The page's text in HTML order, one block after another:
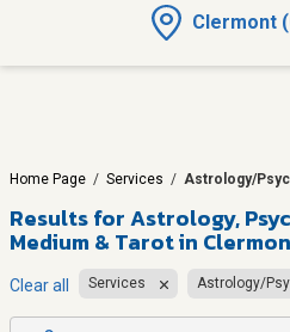
Clermont
Home Page / Services / Astrology/
Results forAstrology,
Medium & Tarot in
Clear all Services Astrology/